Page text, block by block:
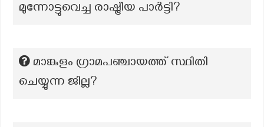
മുന്നോട്ടുവെച്ച രാഷ്ട്രീയ പാർട്ടി?
മാങ്കുളം ഗ്രാമപഞ്ചായത്ത് സ്ഥിതി
ചെയ്യുന്ന ജില്ല?